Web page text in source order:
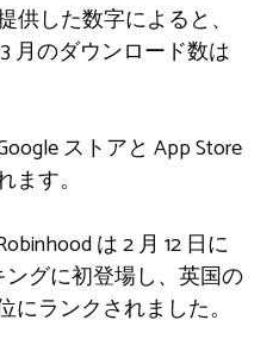
供した数字によると、
3 月のダウンロード数は
ストアと App Store
す。
は 2 月 12 日に
ングに初登場し、英国の
にランクされました。